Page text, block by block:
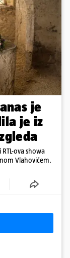
je
je iz
ova showa
Vlahovićem.